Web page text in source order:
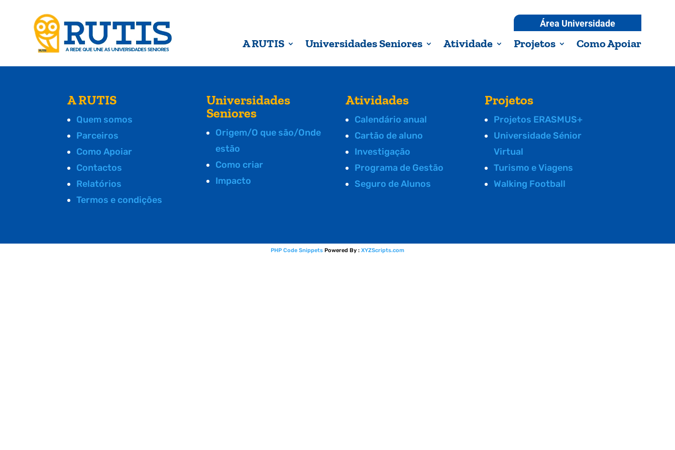
Área Universidade
A RUTIS Universidades Seniores Atividade Projetos Como Apoiar
A RUTIS
Quem somos
Parceiros
Como Apoiar
Contactos
Relatórios
Termos e condições
Universidades
Seniores
Origem/O que são/Onde
estão
Como criar
Impacto
Atividades
Calendário anual
Cartão de aluno
Investigação
Programa de Gestão
Seguro de Alunos
Projetos
Projetos ERASMUS+
Universidade Sénior
Virtual
Turismo e Viagens
Walking Football
PHP Code Snippets Powered By : XYZScripts.com